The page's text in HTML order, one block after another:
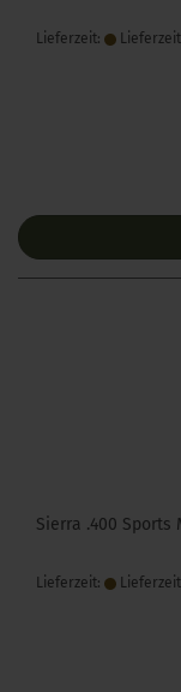
Lieferzeit:
Sierra .400 Sports
Lieferzeit: